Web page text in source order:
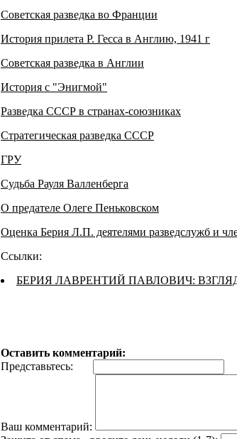
Советская разведка во Франции
История прилета Р. Гесса в Англию, 1941 г
Советская разведка в Англии
История с "Энигмой"
Разведка СССР в странах-союзниках
Стратегическая разведка СССР
ГРУ
Судьба Рауля Валленберга
О предателе Олеге Пеньковском
Оценка Берия Л.П. деятелями разведслужб и
Ссылки:
БЕРИЯ ЛАВРЕНТИЙ ПАВЛОВИЧ:
Оставить комментарий:
Представьтесь:
Ваш комментарий: